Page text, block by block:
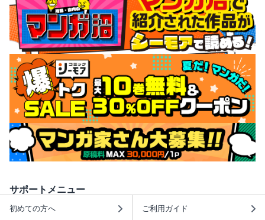
サポートメニュー
初めての方へ ご利用ガイド